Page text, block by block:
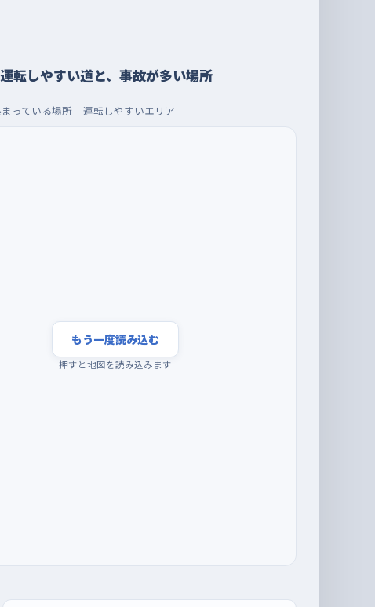
転しやすい道と、事故が多い場所
っている場所 運転しやすいエリア
もう一度読み込む
押すと地図を読み込みます